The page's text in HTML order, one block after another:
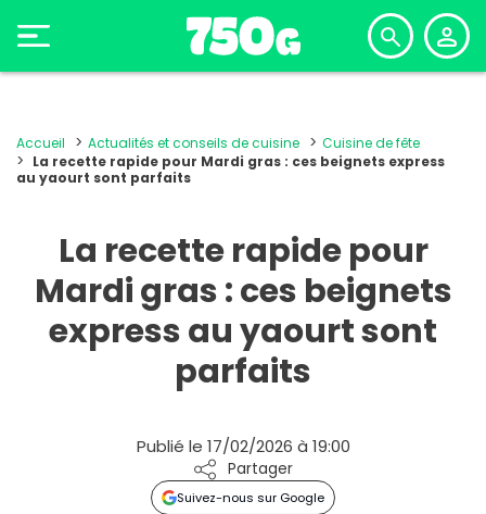
Accueil Actualités et conseils de cuisine
Cuisine de fête
La recette rapide pour Mardi gras : ces beignets express
au yaourt sont parfaits
La recette rapide pour
Mardi gras : ces beignets
express au yaourt sont
parfaits
Publié le 17/02/2026 à 19:00
Partager
Suivez-nous sur Google